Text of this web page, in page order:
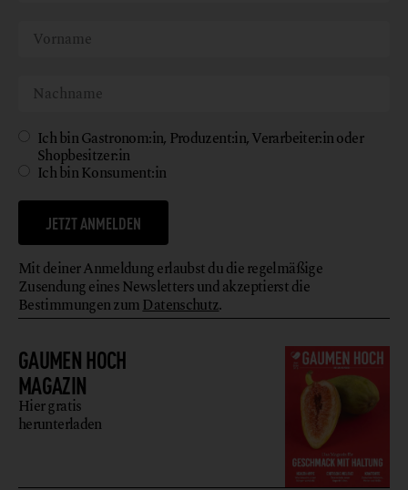
GAUMEN HOCH
MAGAZIN
Hier gratis
herunterladen
Ich bin Gastronom:in, Produzent:in, Verarbeiter:in oder
Shopbesitzer:in
Ich bin Konsument:in
JETZT ANMELDEN
Mit deiner Anmeldung erlaubst du die regelmäßige
Zusendung eines Newsletters und akzeptierst die
Bestimmungen zumDatenschutz.